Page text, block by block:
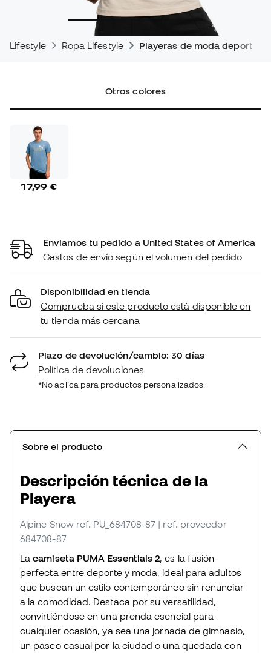
Lifestyle Ropa Lifestyle Playeras de moda deportiva
Otros colores
17,99 €
Enviamos tu pedido a United States of America
Gastos de envío según el volumen del pedido
Disponibilidad en tienda
Comprueba si este producto está disponible en
tu tienda más cercana
Plazo de devolución/cambio: 30 días
Política de devoluciones
*No aplica para productos personalizados.
Sobre el producto
Descripción técnica de la
Playera
Alpine Snow ref. PU_684708-87 | ref. proveedor
684708-87
La camiseta PUMA Essentials 2 , es la fusión
perfecta entre deporte y moda, ideal para adultos
que buscan un estilo contemporáneo sin renunciar
a la comodidad. Destaca por su versatilidad,
convirtiéndose en una prenda esencial para
cualquier ocasión, ya sea una jornada de gimnasio,
un paseo casual por la ciudad o una quedada con